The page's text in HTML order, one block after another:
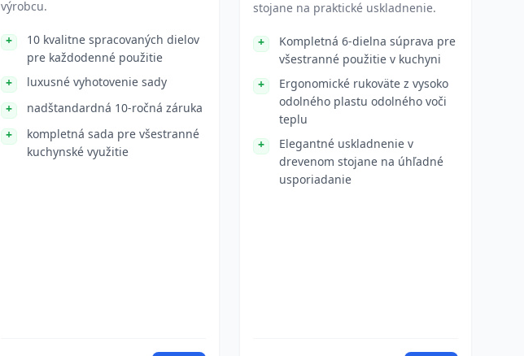
výrobcu.
10 kvalitne spracovaných dielov
pre každodenné použitie
luxusné vyhotovenie sady
nadštandardná 10-ročná záruka
kompletná sada pre všestranné
kuchynské využitie
stojane na praktické uskladnenie.
Kompletná 6-dielna súprava pre
všestranné použitie v kuchyni
Ergonomické rukoväte z vysoko
odolného plastu odolného voči
teplu
Elegantné uskladnenie v
drevenom stojane na úhľadné
usporiadanie